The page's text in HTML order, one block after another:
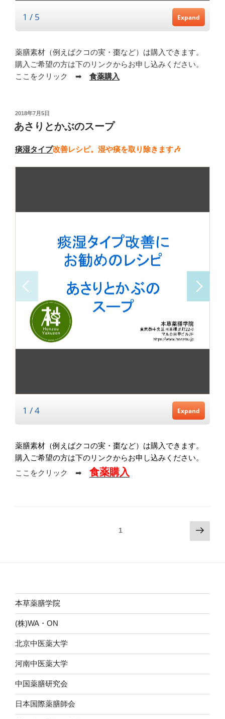
薬膳素材（例えばクコの実・棗など）は購入できます。
購入ご希望の方は下のリンクからお申し込みください。
ここをクリック ➡ 食薬購入
投
稿
日:
2018年7月5日
あさりとかぶのスープ
痰湿タイプ改善レシピ。湿や痰を取り除きます🎶
薬膳素材（例えばクコの実・棗など）は購入できます。
購入ご希望の方は下のリンクからお申し込みください。
ここをクリック ➡ 食薬購入
ー
シ
ョ
ン
1
次
の
本草薬膳学院
(株)WA・ON
北京中医薬大学
河南中医薬大学
中国薬膳研究会
日本国際薬膳師会